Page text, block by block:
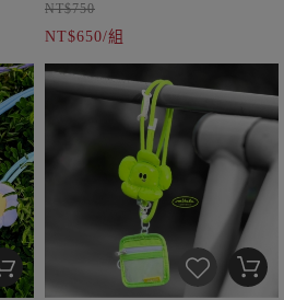
手機掛繩使用
● 調節式背繩*1、阿蟲/胖皮一隻、雙
面拉鍊證件套
NT$750
NT$650/組